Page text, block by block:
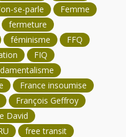
se-parle
Femme
fermeture
féminisme
FFQ
FIQ
France insoumise
François Geffroy
David
free transit